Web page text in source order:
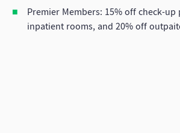
Premier Members: 15% off check-up
inpatient rooms, and 20% off